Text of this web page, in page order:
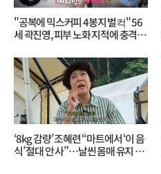
"공복에 믹스커피 4봉지 벌컥" 56
세 곽진영, 피부 노화 지적에 충격…
‘8kg 감량’ 조혜련 “마트에서 ‘이 음
식’ 절대 안 사”…날씬 몸매 유지 비